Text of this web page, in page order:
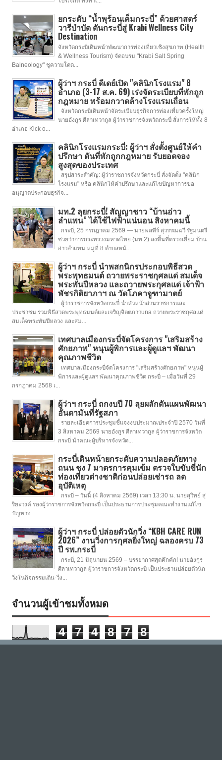
ยกระดับ “น้ำพุร้อนเค็มกระบี่” ด้วยศาสตร์
วารีบำบัด ดันกระบี่สู่ Krabi Wellness City
Destination
จังหวัดกระบี่เดินหน้าพัฒนาการท่องเที่ยวเชิงสุขภาพ (Health
& Wellness Tourism) จัดอบรม "Krabi Salt Spring
Balneology" ชูความโดด...
ผู้ว่าฯ กระบี่ ดีเดย์เปิด "คลินิกโรงแรม" 8
อำเภอ (3-17 ส.ค. 69) เร่งจัดระเบียบที่พักถูก
กฎหมาย พร้อมกวาดล้างโรงแรมเถื่อน
จังหวัดกระบี่เดินหน้าจัดระเบียบธุรกิจการท่องเที่ยวครั้งใหญ่
นายอังกูร ศีลาเทวากูล ผู้ว่าราชการจังหวัดกระบี่ สั่งการให้ทั้ง 8
อำเภอ Kick o...
คลินิกโรงแรมกระบี่: ผู้ว่าฯ สั่งตั้งศูนย์ให้คำ
ปรึกษา ดันที่พักถูกกฎหมาย รับยอดจอง
สูงสุดของประเทศ
สรุปสาระสำคัญ: ผู้ว่าราชการจังหวัดกระบี่ สั่งจัดตั้ง "คลินิก
โรงแรม" หรือ คลินิกให้คำปรึกษาและแก้ไขปัญหาการขอ
อนุญาตประกอบธุรกิจ...
มท.2 ลุยกระบี่! สัญญาชาว “บ้านอ่าว
ลำแพน” ได้ใช้ไฟฟ้าแน่นอน สิงหาคมนี้
กระบี่, 25 กรกฎาคม 2569 — นายพลพีร์ สุวรรณฉวี รัฐมนตรี
ช่วยว่าการกระทรวงมหาดไทย (มท.2) ลงพื้นที่ตรวจเยี่ยม บ้าน
อ่าวลำแพน หมู่ที่ 8 ตำบลหน้...
ผู้ว่าฯ กระบี่ นำพสกนิกรประกอบพิธีสวด
พระพุทธมนต์ ถวายพระราชกุศลแด่ สมเด็จ
พระพันปีหลวง และถวายพระกุศลแด่ เจ้าฟ้า
พัชรกิติยาภาฯ ณ วัดโภคาจูฑามาตย์
ผู้ว่าราชการจังหวัดกระบี่ นำหัวหน้าส่วนราชการและ
ประชาชน ร่วมพิธีสวดพระพุทธมนต์และเจริญจิตตภาวuna ถวายพระราชกุศลแด่
สมเด็จพระพันปีหลวง และสม...
เทศบาลเมืองกระบี่จัดโครงการ "เสริมสร้าง
ศักยภาพ" หนุนผู้พิการและผู้ดูแลฯ พัฒนา
คุณภาพชีวิต
เทศบาลเมืองกระบี่จัดโครงการ "เสริมสร้างศักยภาพ" หนุนผู้
พิการและผู้ดูแลฯ พัฒนาคุณภาพชีวิต กระบี่ – เมื่อวันที่ 29
กรกฎาคม 2568 เ...
ผู้ว่าฯ กระบี่ ถกงบปี 70 ลุยผลักดันแผนพัฒนา
อันดามันที่รัฐสภา
รายละเอียดการประชุมชี้แจงงบประมาณประจำปี 2570 วันที่
3 สิงหาคม 2569 นายอังกูร ศีลาเทวากูล ผู้ว่าราชการจังหวัด
กระบี่ นำคณะผู้บริหารจังหวัด...
กระบี่เดินหน้ายกระดับความปลอดภัยทาง
ถนน ชง 7 มาตรการคุมเข้ม ตรวจใบขับขี่นัก
ท่องเที่ยวต่างชาติก่อนปล่อยเช่ารถ ลด
อุบัติเหตุ
กระบี่ – วันนี้ (4 สิงหาคม 2569) เวลา 13:30 น. นายสุวิทย์ สุ
ริยะวงค์ รองผู้ว่าราชการจังหวัดกระบี่ เป็นประธานการประชุมคณะทำงานแก้ไข
ปัญหาจ...
ผู้ว่าฯ กระบี่ ปล่อยตัวนักวิ่ง “KBH CARE RUN
2026” งานวิ่งการกุศลยิ่งใหญ่ ฉลองครบ 73
ปี รพ.กระบี่
กระบี่, 21 มิถุนายน 2569 – บรรยากาศสุดคึกคัก! นายอังกูร
ศีลาเทวากูล ผู้ว่าราชการจังหวัดกระบี่ เป็นประธานปล่อยตัวนัก
วิ่งในกิจกรรมเดิน-วิ่ง...
จำนวนผู้เข้าชมทั้งหมด
4 7 4 8 7 8